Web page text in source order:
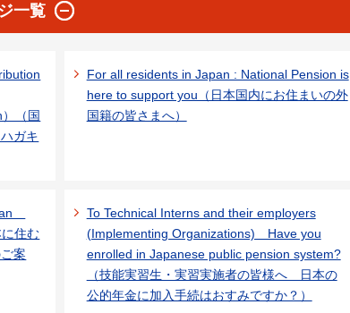
一覧
（国
ガキ
For all residents in Japan : National Pension is
here to support you（日本国内にお住まいの外
国籍の皆さまへ）
住む
案
To Technical Interns and their employers
(Implementing Organizations) Have you
enrolled in Japanese public pension system?
（技能実習生・実習実施者の皆様へ 日本の
公的年金に加入手続はおすみですか？）